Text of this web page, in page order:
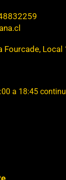
Fourcade, Local
a 18:45